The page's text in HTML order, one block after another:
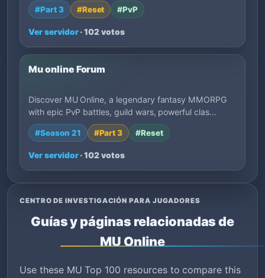
#Part 3 #Reset #PvP
Ver servidor· 102 votos
Mu online Forum
Discover MU Online, a legendary fantasy MMORPG
with epic PvP battles, guild wars, powerful clas…
#Season 21 #Part 3 #Reset
Ver servidor· 102 votos
CENTRO DE INVESTIGACIÓN PARA JUGADORES
Guías y páginas relacionadas de
MU Online
Use these MU Top 100 resources to compare this